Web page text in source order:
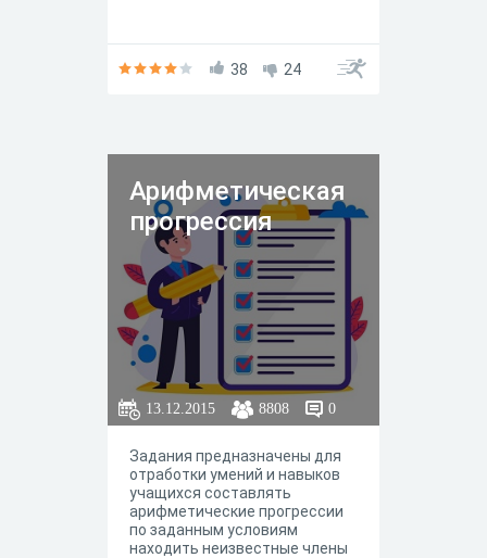
38 24
Арифметическая
прогрессия
13.12.2015 8808 0
Задания предназначены для
отработки умений и навыков
учащихся составлять
арифметические прогрессии
по заданным условиям
находить неизвестные члены